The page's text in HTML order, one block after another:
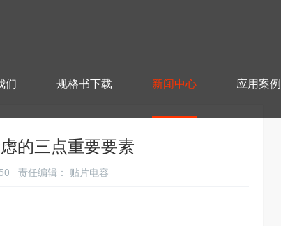
们 规格书下载 新闻中心 应用案例
的三点重要要素
责任编辑： 贴片电容